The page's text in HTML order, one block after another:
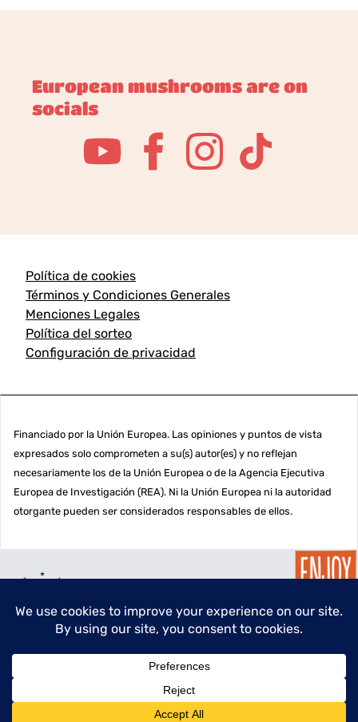
menu
European mushrooms are on
socials
Política de cookies
Términos y Condiciones Generales
Menciones Legales
Política del sorteo
Configuración de privacidad
Financiado por la Unión Europea. Las opiniones y puntos de vista
expresados solo comprometen a su(s) autor(es) y no reflejan
necesariamente los de la Unión Europea o de la Agencia Ejecutiva
Europea de Investigación (REA). Ni la Unión Europea ni la autoridad
otorgante pueden ser considerados responsables de ellos.